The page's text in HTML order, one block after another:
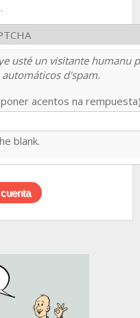
usté un visitante humanu
d'spam.
acentos na
blank.